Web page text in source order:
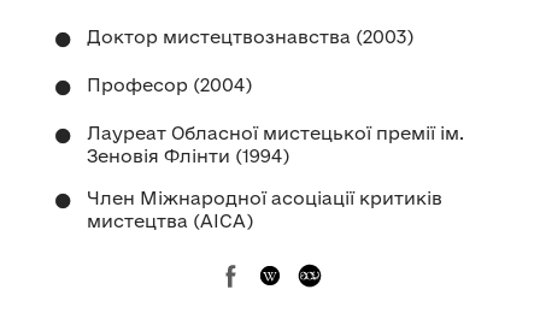
Доктор мистецтвознавства (2003)
Професор (2004)
Лауреат Обласної мистецької премії ім.
Зеновія Флінти (1994)
Член Міжнародної асоціації критиків
мистецтва (AICA)